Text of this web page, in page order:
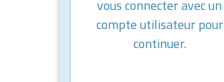
vous connecter avec un
compte utilisateur pour
continuer.